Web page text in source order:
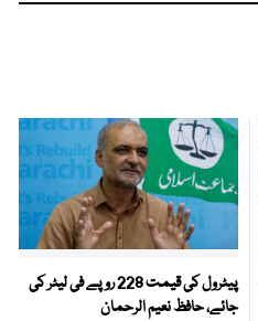
پیٹرول کی قیمت 228 روپے فی لیٹر کی
جائے، حافظ نعیم الرحمان